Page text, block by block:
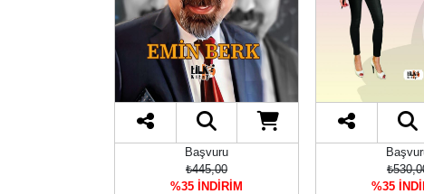
Başvuru
₺445,00
%35 İNDİRİM
%35